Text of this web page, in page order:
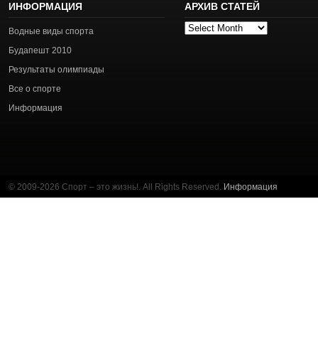
ИНФОРМАЦИЯ
Водные виды спорта
Будапешт 2010
Результаты олимпиады
Все о спорте
Информация
АРХИВ СТАТЕЙ
Архив
© 2009-2026 Спорт – это жизнь!. All Rights Reserved. Информация